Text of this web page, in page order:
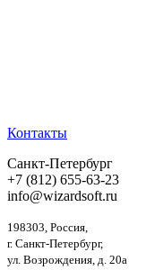
Контакты
Санкт-Петербург
+7 (812) 655-63-23
info@wizardsoft.ru
198303, Россия,
г. Санкт-Петербург,
ул. Возрождения, д. 20а